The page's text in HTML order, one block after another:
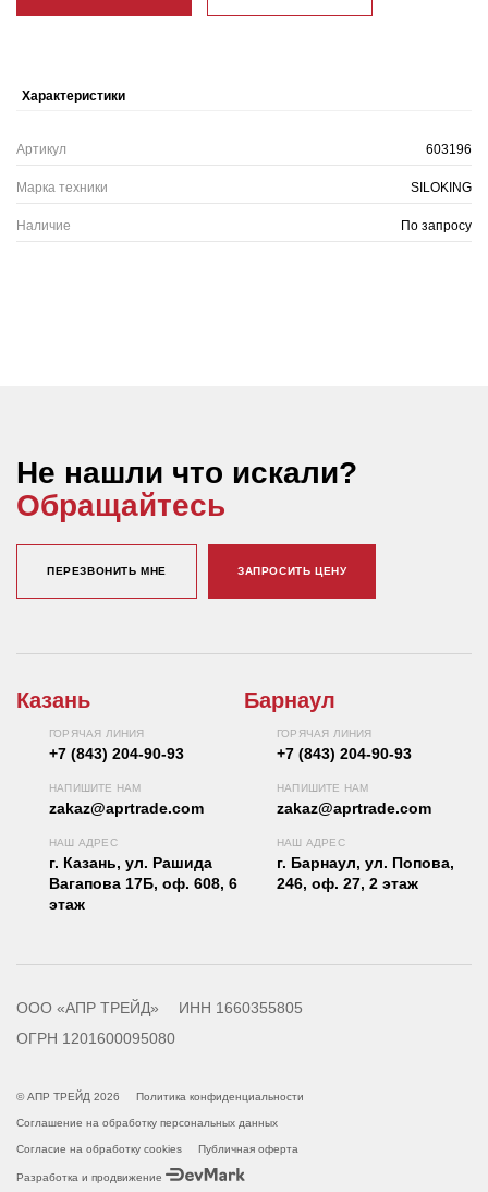
Характеристики
Артикул 603196
Марка техники SILOKING
Наличие По запросу
Не нашли что искали?
Обращайтесь
ПЕРЕЗВОНИТЬ МНЕ ЗАПРОСИТЬ ЦЕНУ
Казань
ГОРЯЧАЯ ЛИНИЯ
+7 (843) 204-90-93
НАПИШИТЕ НАМ
zakaz@aprtrade.com
НАШ АДРЕС
г. Казань, ул. Рашида
Вагапова 17Б, оф. 608, 6
этаж
Барнаул
ГОРЯЧАЯ ЛИНИЯ
+7 (843) 204-90-93
НАПИШИТЕ НАМ
zakaz@aprtrade.com
НАШ АДРЕС
г. Барнаул, ул. Попова,
246, оф. 27, 2 этаж
ООО «АПР ТРЕЙД»
ИНН 1660355805
ОГРН 1201600095080
© АПР ТРЕЙД 2026 Политика конфиденциальности
Соглашение на обработку персональных данных
Согласие на обработку cookies Публичная оферта
Разработка и продвижение